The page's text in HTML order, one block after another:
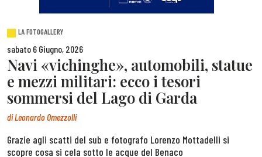
LA FOTOGALLERY
sabato 6 Giugno, 2026
Navi «vichinghe», automobili, statue
e mezzi militari: ecco i tesori
sommersi del Lago di Garda
diLeonardo Omezzolli
Grazie agli scatti del sub e fotografo Lorenzo Mottadelli si
scopre cosa si cela sotto le acque del Benaco